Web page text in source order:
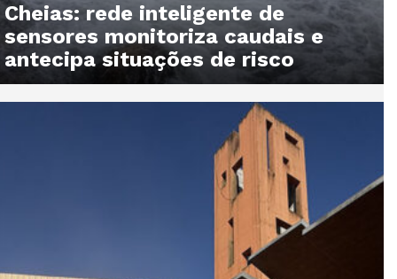
Cheias: rede inteligente de
sensores monitoriza caudais e
antecipa situações de risco